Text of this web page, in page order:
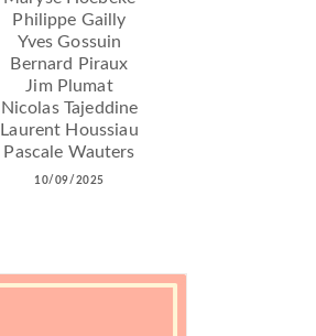
Philippe Gailly
Yves Gossuin
Bernard Piraux
Jim Plumat
Nicolas Tajeddine
Laurent Houssiau
Pascale Wauters
10/09/2025